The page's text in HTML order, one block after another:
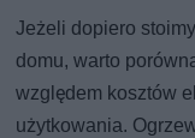
Jeżeli dopiero
domu, warto
względem kosztów
użytkowania.